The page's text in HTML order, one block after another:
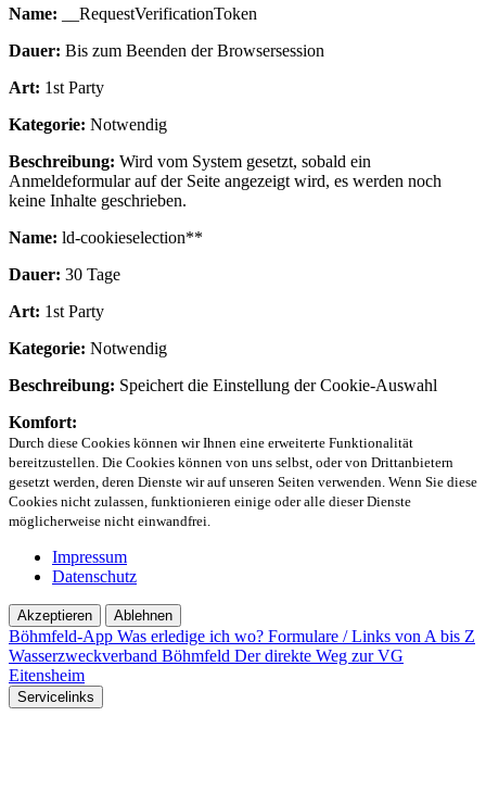
Name: __RequestVerificationToken
Dauer: Bis zum Beenden der Browsersession
Art: 1st Party
Kategorie: Notwendig
Beschreibung: Wird vom System gesetzt, sobald ein
Anmeldeformular auf der Seite angezeigt wird, es werden noch
keine Inhalte geschrieben.
Name: ld-cookieselection**
Dauer: 30 Tage
Art: 1st Party
Kategorie: Notwendig
Beschreibung: Speichert die Einstellung der Cookie-Auswahl
Komfort:
Durch diese Cookies können wir Ihnen eine erweiterte Funktionalität
bereitzustellen. Die Cookies können von uns selbst, oder von Drittanbietern
gesetzt werden, deren Dienste wir auf unseren Seiten verwenden. Wenn Sie diese
Cookies nicht zulassen, funktionieren einige oder alle dieser Dienste
möglicherweise nicht einwandfrei.
Impressum
Datenschutz
Akzeptieren Ablehnen
Böhmfeld-App Was erledige ich wo? Formulare / Links von A bis Z
Wasserzweckverband Böhmfeld Der direkte Weg zur VG
Eitensheim
Servicelinks